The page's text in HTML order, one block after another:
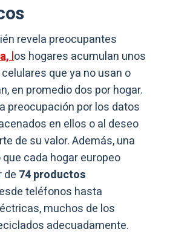
revela preocupantes
los hogares acumulan unos
que ya no usan o
en promedio dos por hogar.
preocupación por los datos
en ellos o al deseo
de su valor. Además, una
cada hogar europeo
de 74 productos
teléfonos hasta
muchos de los
adecuadamente.